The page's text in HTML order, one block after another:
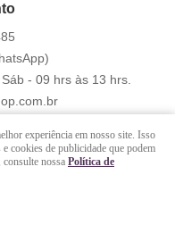
- 09 hrs às 13 hrs.
experiência em nosso site. Isso
cookies de publicidade que podem
consulte nossa Política de
shopback-.xml